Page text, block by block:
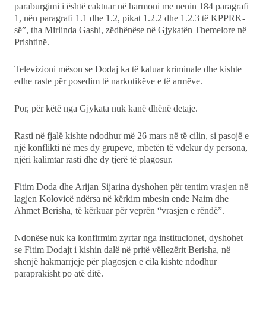
paraburgimi i është caktuar në harmoni me nenin 184 paragrafi
1, nën paragrafi 1.1 dhe 1.2, pikat 1.2.2 dhe 1.2.3 të KPPRK-
së”, tha Mirlinda Gashi, zëdhënëse në Gjykatën Themelore në
Prishtinë.
Televizioni mëson se Dodaj ka të kaluar kriminale dhe kishte
edhe raste për posedim të narkotikëve e të armëve.
Por, për këtë nga Gjykata nuk kanë dhënë detaje.
Rasti në fjalë kishte ndodhur më 26 mars në të cilin, si pasojë e
një konflikti në mes dy grupeve, mbetën të vdekur dy persona,
njëri kalimtar rasti dhe dy tjerë të plagosur.
Fitim Doda dhe Arijan Sijarina dyshohen për tentim vrasjen në
lagjen Kolovicë ndërsa në kërkim mbesin ende Naim dhe
Ahmet Berisha, të kërkuar për veprën “vrasjen e rëndë”.
Ndonëse nuk ka konfirmim zyrtar nga institucionet, dyshohet
se Fitim Dodajt i kishin dalë në pritë vëllezërit Berisha, në
shenjë hakmarrjeje për plagosjen e cila kishte ndodhur
paraprakisht po atë ditë.